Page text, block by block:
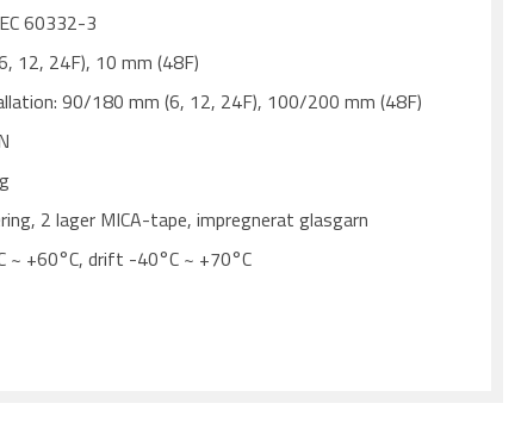
60332-3
12, 24F), 10 mm (48F)
90/180 mm (6, 12, 24F), 100/200 mm (48F)
2 lager MICA-tape, impregnerat glasgarn
~ +60°C, drift -40°C ~ +70°C